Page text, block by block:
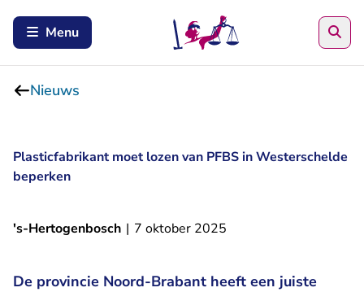
Menu
Nieuws
Plasticfabrikant moet lozen van PFBS in Westerschelde
beperken
's-Hertogenbosch | 7 oktober 2025
De provincie Noord-Brabant heeft een juiste